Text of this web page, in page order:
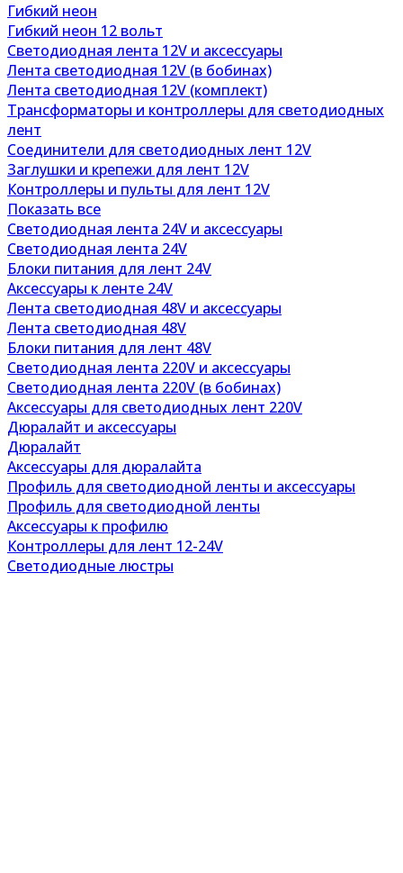
Гибкий неон
Гибкий неон 12 вольт
Светодиодная лента 12V и аксессуары
Лента светодиодная 12V (в бобинах)
Лента светодиодная 12V (комплект)
Трансформаторы и контроллеры для светодиодных
лент
Соединители для светодиодных лент 12V
Заглушки и крепежи для лент 12V
Контроллеры и пульты для лент 12V
Показать все
Светодиодная лента 24V и аксессуары
Светодиодная лента 24V
Блоки питания для лент 24V
Аксессуары к ленте 24V
Лента светодиодная 48V и аксессуары
Лента светодиодная 48V
Блоки питания для лент 48V
Светодиодная лента 220V и аксессуары
Светодиодная лента 220V (в бобинах)
Аксессуары для светодиодных лент 220V
Дюралайт и аксессуары
Дюралайт
Аксессуары для дюралайта
Профиль для светодиодной ленты и аксессуары
Профиль для светодиодной ленты
Аксессуары к профилю
Контроллеры для лент 12-24V
Светодиодные люстры